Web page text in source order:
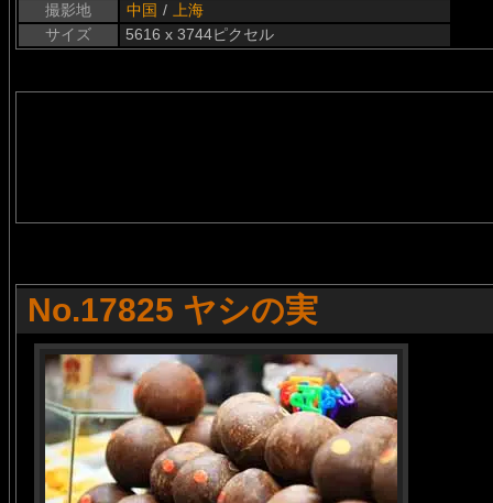
撮影地
中国 /
上海
サイズ
5616 x 3744ピクセル
No.17825 ヤシの実